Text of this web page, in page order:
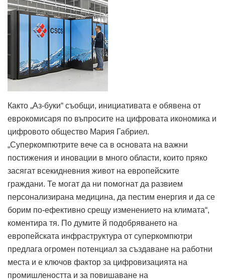
Както „Аз-буки“ съобщи, инициативата е обявена от
еврокомисаря по въпросите на цифровата икономика и
цифровото общество Мария Габриел.
„Суперкомпютрите вече са в основата на важни
постижения и иновации в много области, които пряко
засягат всекидневния живот на европейските
граждани. Те могат да ни помогнат да развием
персонализирана медицина, да пестим енергия и да се
борим по-ефективно срещу изменението на климата“,
коментира тя. По думите й подобряването на
европейската инфраструктура от суперкомпютри
предлага огромен потенциал за създаване на работни
места и е ключов фактор за цифровизацията на
промишлеността и за повишаване на